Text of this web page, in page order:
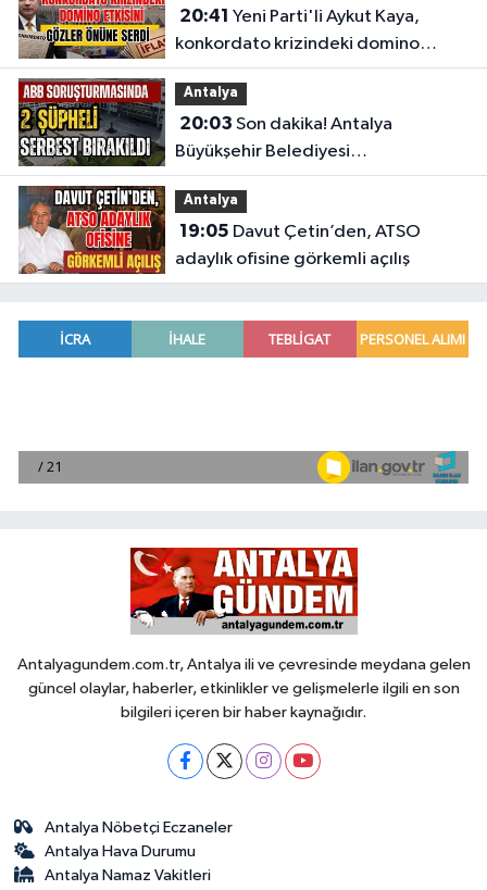
20:41
konkordato krizindeki domino
etkisini gözler önüne serdi
Antalya
20:03
Büyükşehir Belediyesi
soruşturmasında 2 şüpheli serbest
bırakıldı
Antalya
19:05
adaylık ofisine görkemli açılış
Antalyagundem.com.tr, Antalya ili ve çevresinde meydana gelen
güncel olaylar, haberler, etkinlikler ve gelişmelerle ilgili en son
bilgileri içeren bir haber kaynağıdır.
Antalya Nöbetçi Eczaneler
Antalya Hava Durumu
Antalya Namaz Vakitleri